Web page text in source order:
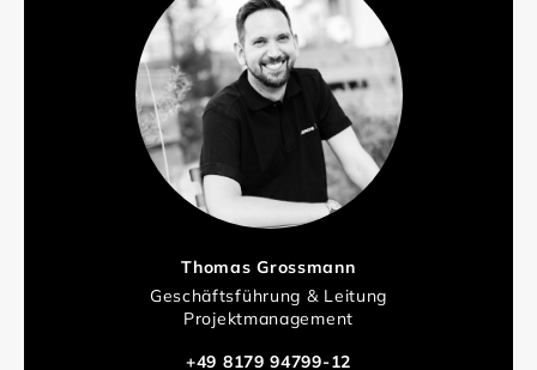
Thomas Grossmann
Geschäftsführung & Leitung
Projektmanagement
+49 8179 94799-12